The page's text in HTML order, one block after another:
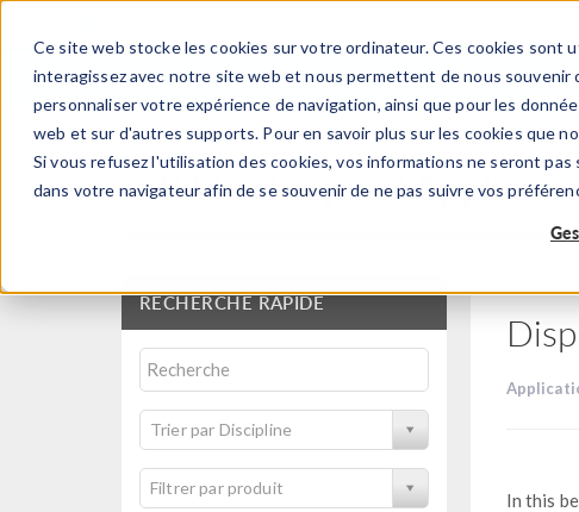
Ce site web stocke les cookies sur votre ordinateur. Ces cookies sont
interagissez avec notre site web et nous permettent de nous
personnaliser votre expérience de navigation, ainsi que pour les
web et sur d'autres supports. Pour en savoir plus sur les cookies que
Si vous refusez l'utilisation des cookies, vos informations ne seront
dans votre navigateur afin de se souvenir de ne pas suivre vos
PRODUITS
Bibliothèque
RECHERCHE RAPIDE
Trier par Discipline
Filtrer par produit
In this